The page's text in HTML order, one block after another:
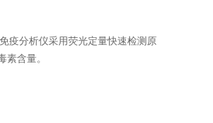
疫分析仪采用荧光定量快速检测原
素含量。